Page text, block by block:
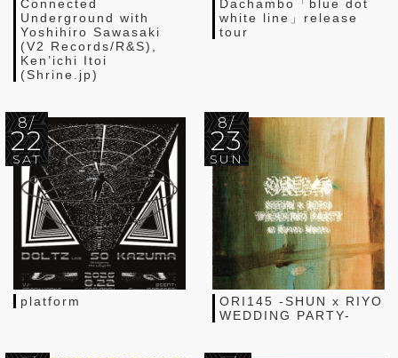
Connected
Underground with
Yoshihiro Sawasaki
(V2 Records/R&S),
Ken’ichi Itoi
(Shrine.jp)
Dachambo「blue dot
white line」release
tour
8/
22
SAT
platform
8/
23
SUN
ORI145 -SHUN x RIYO
WEDDING PARTY-